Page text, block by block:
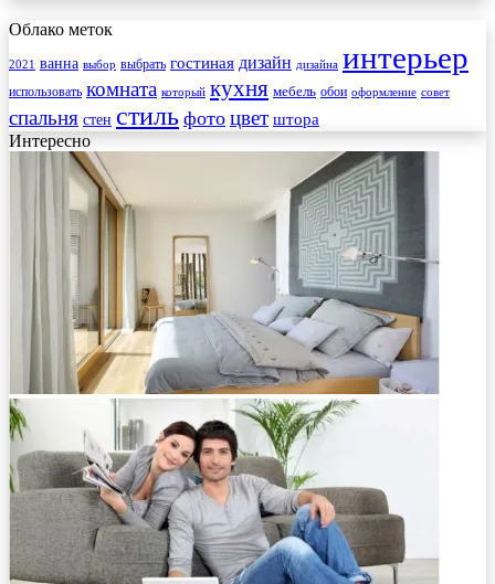
Облако меток
2021 ванна выбор выбрать гостиная дизайн дизайна интерьер
использовать комната который кухня мебель обои оформление совет
спальня стен стиль фото цвет штора
Интересно